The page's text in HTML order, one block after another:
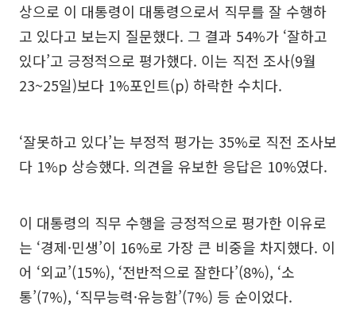
상으로 이 대통령이 대통령으로서 직무를 잘 수행하
고 있다고 보는지 질문했다. 그 결과 54%가 ‘잘하고
있다’고 긍정적으로 평가했다. 이는 직전 조사(9월
23~25일)보다 1%포인트(p) 하락한 수치다.
‘잘못하고 있다’는 부정적 평가는 35%로 직전 조사보
다 1%p 상승했다. 의견을 유보한 응답은 10%였다.
이 대통령의 직무 수행을 긍정적으로 평가한 이유로
는 ‘경제·민생’이 16%로 가장 큰 비중을 차지했다. 이
어 ‘외교’(15%), ‘전반적으로 잘한다’(8%), ‘소
통’(7%), ‘직무능력·유능함’(7%) 등 순이었다.